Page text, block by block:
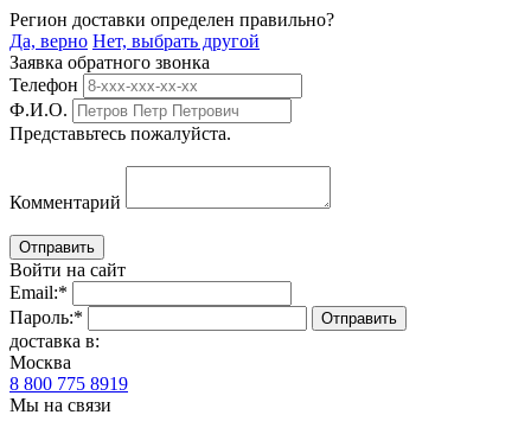
Регион доставки определен правильно?
Да, верно Нет, выбрать другой
Заявка обратного звонка
Телефон
Ф.И.О.
Представьтесь пожалуйста.
Комментарий
Войти на сайт
Email:*
Пароль:*
доставка в:
Москва
8 800 775 8919
Мы на связи